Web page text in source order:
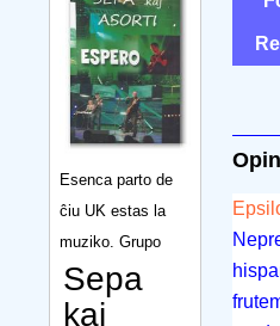
Esenca parto de
ĉiu UK estas la
muziko. Grupo
Sepa
kaj